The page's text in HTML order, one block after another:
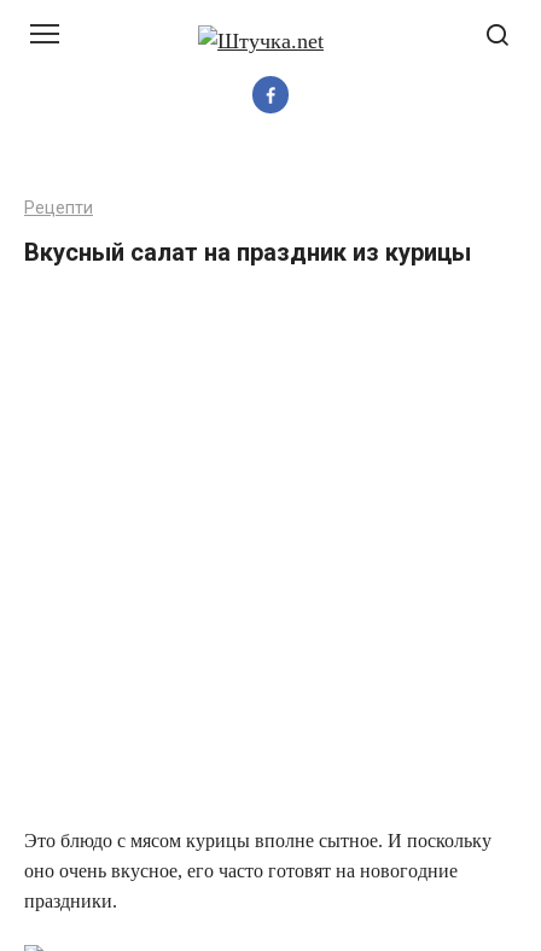
Рецепти
Вкусный салат на праздник из курицы
Это блюдо с мясом курицы вполне сытное. И поскольку
оно очень вкусное, его часто готовят на новогодние
праздники.